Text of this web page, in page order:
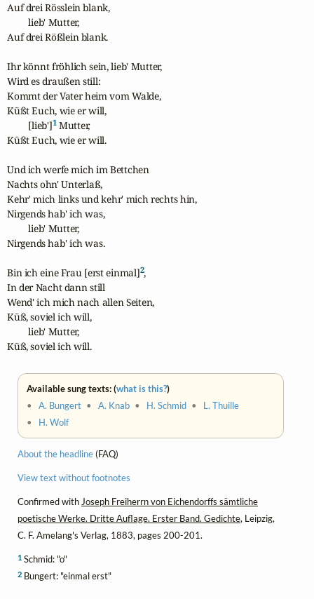
Auf drei Rösslein blank,
         lieb' Mutter,
Auf drei Rößlein blank.
Ihr könnt fröhlich sein, lieb' Mutter,
Wird es draußen still:
Kommt der Vater heim vom Walde,
Küßt Euch, wie er will,
         [lieb']
1 Mutter,
Küßt Euch, wie er will.
Und ich werfe mich im Bettchen
Nachts ohn' Unterlaß,
Kehr' mich links und kehr' mich rechts hin,
Nirgends hab' ich was,
         lieb' Mutter,
Nirgends hab' ich was.
Bin ich eine Frau [erst einmal]2,
In der Nacht dann still
Wend' ich mich nach allen Seiten,
Küß, soviel ich will,
         lieb' Mutter,
Küß, soviel ich will.
Available sung texts: (what is this?)
•A. Bungert •A. Knab • H. Schmid • L. Thuille
• H. Wolf
About the headline(FAQ)
View text without footnotes
Confirmed with Joseph Freiherrn von Eichendorffs sämtliche
poetische Werke. Dritte Auflage. Erster Band. Gedichte, Leipzig,
C. F. Amelang's Verlag, 1883, pages 200-201.
1 Schmid: "o"
2 Bungert: "einmal erst"